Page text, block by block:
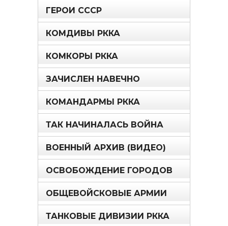
ГЕРОИ СССР
КОМДИВЫ РККА
КОМКОРЫ РККА
ЗАЧИСЛЕН НАВЕЧНО
КОМАНДАРМЫ РККА
ТАК НАЧИНАЛАСЬ ВОЙНА
ВОЕННЫЙ АРХИВ (ВИДЕО)
ОСВОБОЖДЕНИЕ ГОРОДОВ
ОБЩЕВОЙСКОВЫЕ АРМИИ
ТАНКОВЫЕ ДИВИЗИИ РККА